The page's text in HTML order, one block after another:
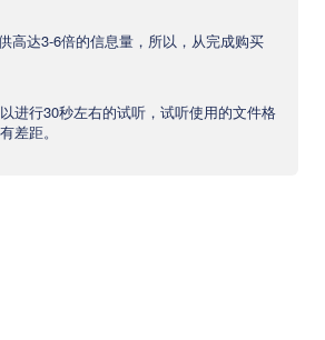
高达3-6倍的信息量，所以，从完成购买
进行30秒左右的试听，试听使用的文件格
差距。